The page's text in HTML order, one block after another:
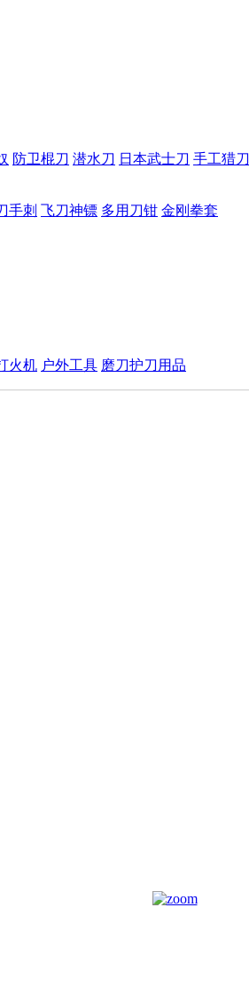
防卫棍刀 潜水刀 日本武士刀 手工猎刀
手刺 飞刀神镖 多用刀钳 金刚拳套
火机 户外工具 磨刀护刀用品